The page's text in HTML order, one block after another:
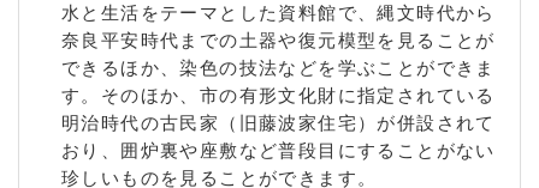
水と生活をテーマとした資料館で、縄文時代から
奈良平安時代までの土器や復元模型を見ることが
できるほか、染色の技法などを学ぶことができま
す。そのほか、市の有形文化財に指定されている
明治時代の古民家（旧藤波家住宅）が併設されて
おり、囲炉裏や座敷など普段目にすることがない
珍しいものを見ることができます。